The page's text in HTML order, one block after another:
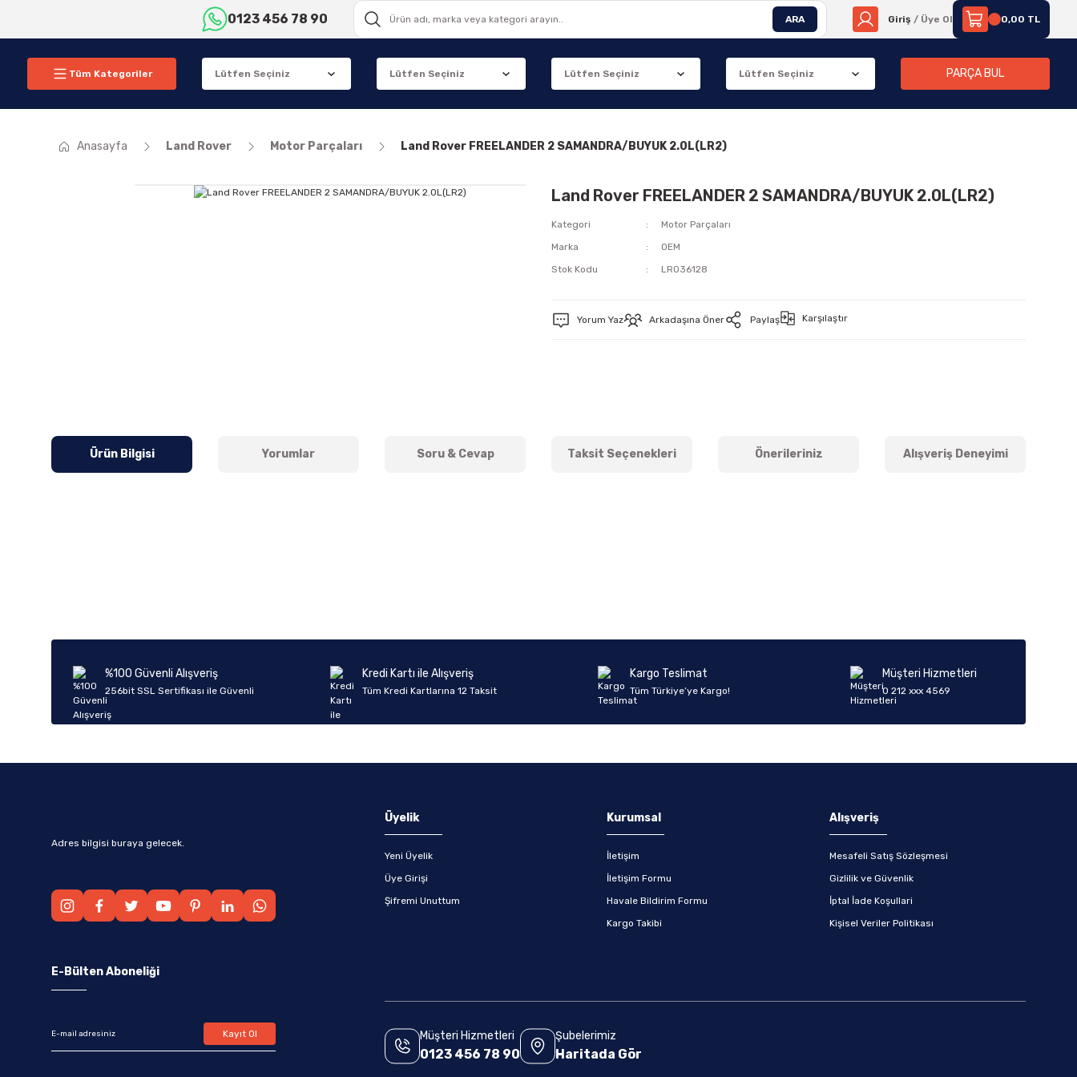
0123 456 78 90 ARA Giriş / Üye Ol 0,00 TL
Tüm Kategoriler PARÇA BUL
Anasayfa Land Rover Motor Parçaları Land Rover FREELANDER 2 SAMANDRA/BUYUK 2.0L(LR2)
Land Rover FREELANDER 2 SAMANDRA/BUYUK 2.0L(LR2)
Kategori
Motor Parçaları
Marka
OEM
Stok Kodu
LR036128
Yorum Yaz Arkadaşına Öner Paylaş Karşılaştır
Ürün Bilgisi Yorumlar Soru & Cevap Taksit Seçenekleri Önerileriniz Alışveriş Deneyimi
Ürün fiyatı diğer sitelerden daha pahalı.
Bu ürüne benzer farklı alternatifler olmalı.
%100 Güvenli Alışveriş
256bit SSL Sertifikası ile Güvenli
Kredi Kartı ile Alışveriş
Tüm Kredi Kartlarına 12 Taksit
Kargo Teslimat
Tüm Türkiye’ye Kargo!
Müşteri Hizmetleri
0 212 xxx 4569
Adres bilgisi buraya gelecek.
Üyelik
Yeni Üyelik
Üye Girişi
Şifremi Unuttum
Kurumsal
İletişim
İletişim Formu
Havale Bildirim Formu
Kargo Takibi
Alışveriş
Mesafeli Satış Sözleşmesi
Gizlilik ve Güvenlik
İptal İade Koşullari
Kişisel Veriler Politikası
E-Bülten Aboneliği
Kayıt Ol Müşteri Hizmetleri
0123 456 78 90
Şubelerimiz
Haritada Gör